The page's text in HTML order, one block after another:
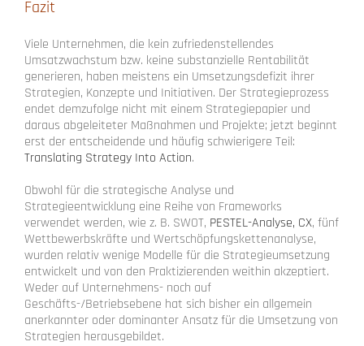
Fazit
Viele Unternehmen, die kein zufriedenstellendes
Umsatzwachstum bzw. keine substanzielle Rentabilität
generieren, haben meistens ein Umsetzungsdefizit ihrer
Strategien, Konzepte und Initiativen. Der Strategieprozess
endet demzufolge nicht mit einem Strategiepapier und
daraus abgeleiteter Maßnahmen und Projekte; jetzt beginnt
erst der entscheidende und häufig schwierigere Teil:
Translating Strategy Into Action.
Obwohl für die strategische Analyse und
Strategieentwicklung eine Reihe von Frameworks
verwendet werden, wie z. B. SWOT, PESTEL-Analyse, CX, fünf
Wettbewerbskräfte und Wertschöpfungskettenanalyse,
wurden relativ wenige Modelle für die Strategieumsetzung
entwickelt und von den Praktizierenden weithin akzeptiert.
Weder auf Unternehmens- noch auf
Geschäfts-/Betriebsebene hat sich bisher ein allgemein
anerkannter oder dominanter Ansatz für die Umsetzung von
Strategien herausgebildet.